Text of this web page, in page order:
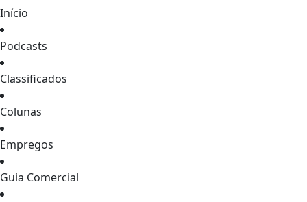
Início
Podcasts
Classificados
Colunas
Empregos
Guia Comercial